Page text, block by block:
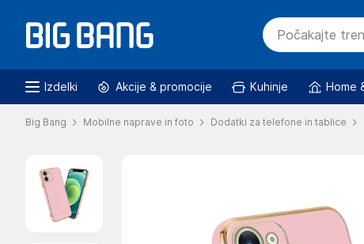
Izdelki Akcije & promocije Kuhinje Home
Big Bang Mobilne naprave in foto Dodatki za telefone in tablice